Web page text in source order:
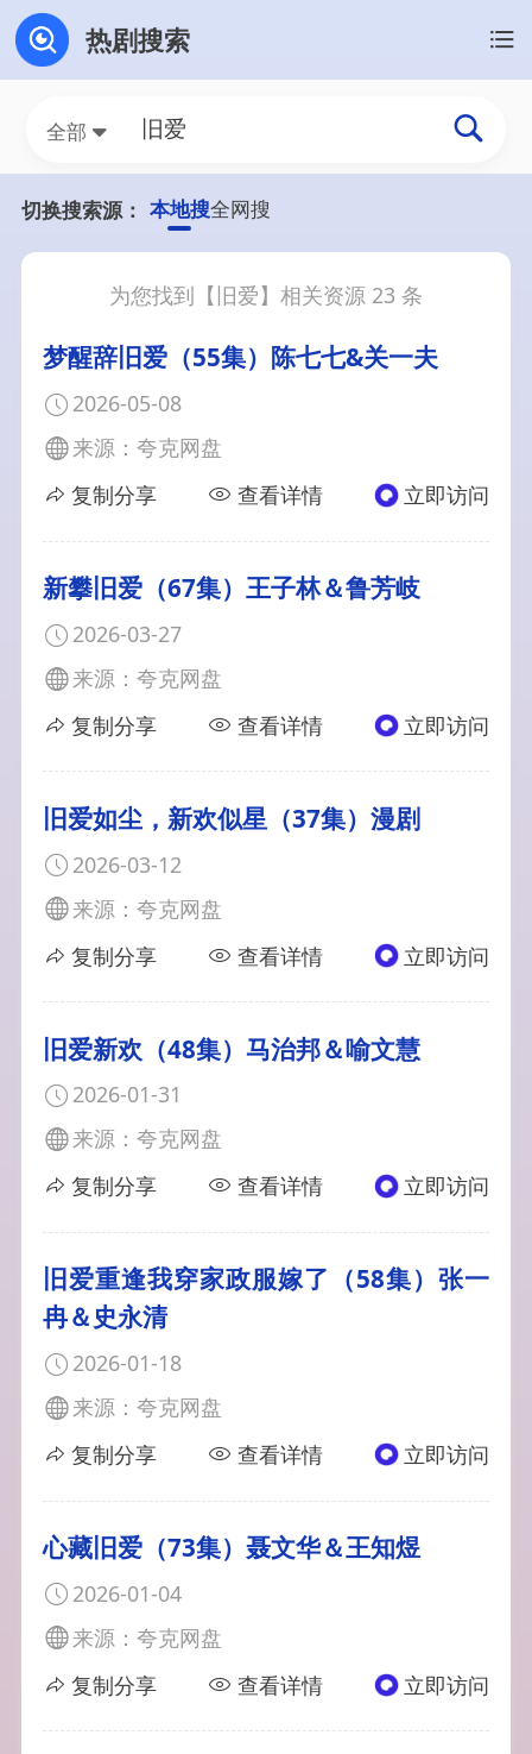
热剧搜索
全部
切换搜索源： 本地搜全网搜
为您找到【旧爱】相关资源 23 条
梦醒辞旧爱（55集）陈七七&关一夫
2026-05-08
来源：夸克网盘
复制分享
查看详情 立即访问
新攀旧爱（67集）王子林＆鲁芳岐
2026-03-27
来源：夸克网盘
复制分享
查看详情 立即访问
旧爱如尘，新欢似星（37集）漫剧
2026-03-12
来源：夸克网盘
复制分享
查看详情 立即访问
旧爱新欢（48集）马治邦＆喻文慧
2026-01-31
来源：夸克网盘
复制分享
查看详情 立即访问
旧爱重逢我穿家政服嫁了（58集）张一
冉＆史永清
2026-01-18
来源：夸克网盘
复制分享
查看详情 立即访问
心藏旧爱（73集）聂文华＆王知煜
2026-01-04
来源：夸克网盘
复制分享
查看详情 立即访问